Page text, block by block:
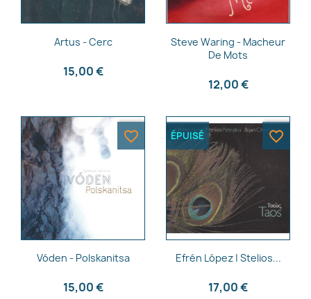
Aperçu rapide
Artus - Cerc
15,00 €
Aperçu rapide
Steve Waring - Macheur
De Mots
12,00 €
Aperçu rapide
Vóden - Polskanitsa
15,00 €
favorite_border
Aperçu rapide
Efrén López | Stelios...
17,00 €
ÉPUISÉ favorite_border